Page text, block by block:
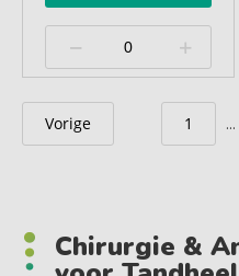
Vorige 1 ...
Chirurgie &